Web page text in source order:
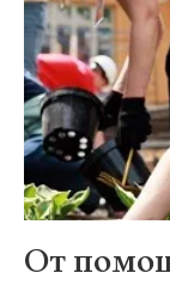
От